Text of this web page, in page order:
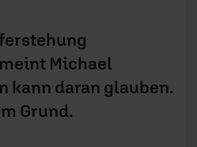
Michael
kann daran glauben.
Grund.